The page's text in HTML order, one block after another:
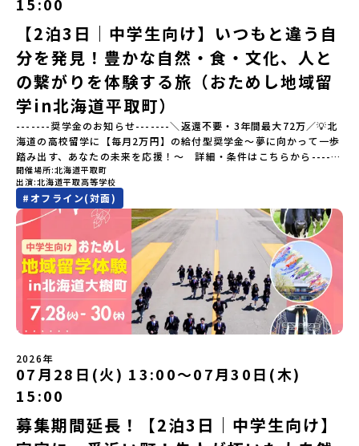
棚田（たなだ）」や「名水百選」や「水源の森百選」に選ばれた
「竜門峡（りゅうもんきょう）」など、思わず立ち止まりたくなる
ような自然も広がり、歴史・文化・自然が重なり合う、“本物”に出
会える場所です。そんな歴史・文化が豊かな佐賀県有田町で実際に
町を歩きながら学ぶフィールドワークをしたり、有田焼づくりに関
わる職人、町で暮らすプロデザイナー、地元の高校で学ぶ生徒など
と交流しながら「伝統的なものづくり」や「未来のデザイン」を一
緒に探求できます。ただ体験するだけじゃなくて、 “どうしてこの形
なんだろう？” “自分だったらどんなデザインにする？” そんなふう
に考える時間も、このプログラムの大切なポイントです。ここで出
会う人や体験が、自分の「好き」や「未来」につながるかもしれま
せん。この町でしかできない、ちょっと特別な体験を、ぜひ楽しん
でみませんか？体験のおすすめポイント体験プログラム内容（予
定）＜１日目＞（PM）「オリエンテーション・自己紹介ワーク」
「有田工業高校見学」 -陶芸技術をまなぶ！「セラミック科」のま
なび場を体験 -デザインセンスをまなぶ！「デザイン科」のまなび
場を体験「フィールドワーク」 -有田の歴史ある名所巡り -有田
の歴史的な町並みを体感する「有田焼絵付けアクティビティ」 -職
人さんからまなぶ！有田焼伝統の「絵付け」体験ワークショップ
（協力：clay studio）「みんなで楽しもう！BBQ」 -BBQづく
り -仲間や地元の高校生、町の大人たちと交流・対話＜２日目＞
（AM）「1日目の振り返り」「ワークショップ」 -ゲスト講師によ
（PM）「ランチ/お土産タイム」解散※天候の状況や参加人数によ
ってプログラムを変更する場合がございます。参加概要【開催場
所】佐賀県 有田町（ありたちょう）【実施日程】7月4日（土）〜7
月5日（日）※参加が確定した方には6月5日（金） 18:30～20:00に
「参加者向け事前オンライン研修」をご案内する予定です。必ず参
加をお願いします。【集合場所・時間】7月4日(土) 12：00 JR有田
【2泊3日｜中学生向け】いつもと違う自
分を発見！豊かな自然・食・文化、人と
の繋がりを体験する旅（おためし地域留
学in北海道平取町）
-------奨学金のお知らせ-------＼返還不要・3年間最大72万／💡北
海道の高校留学に【毎月2万円】の給付型奨学金～夢に向かって一歩
踏み出す、あなたの未来を応援！～ 詳細・条件はこちらから------
---------------------------＜体験費・宿泊費が無料＞累計3,000万
部以上販売された大人気マンガ「ゴールデンカムイ」の実写版映画
に登場する町！北海道の「アイヌ文化継承の地」で自然や食を体験
してみませんか？「地元以外の地域の暮らしが気になる。いつか留
学してみたい！」「アイヌ文化の歴史や、マンガに登場する世界を
自分の手で探求したい！」「自然が好きでもっと触れてあそびた
い！」そんな中学生のみなさんにおすすめ！「おためし地域留学体
験」は、日本全国約200の高校と連携し、地域の枠を超えて学校生活
を送る「地域みらい留学」をプチ体験できるプログラムです。はじ
めてのひとり旅でも安心！現地でもスタッフがしっかりとサポート
いたします。今回のフィールドは「北海道平取町（びらとりちょ
う）」北海道の南に位置する平取町（びらとりちょう）。壮大な自
然と「アイヌ文化」が継承されている町として広く知られていま
す。町名の「平取（びらとり）」は、アイヌ語「ピラ・ウトゥル」
（崖の間を意味）という言葉から名付けられました。見上げるほど
大きな山々が連なる「幌尻岳（ぽろしりだけ）」の景色は絶景！日
本一の広さを誇る「すずらん」が咲く花畑や、和牛がのんびりと過
ごす放牧地。日本一の清流に選ばれたこともある、ヤマメやニジマ
開催場所 北海道平取町
出演 北海道平取高等学校
#オフライン(対面)
2026年
07月28日(火) 13:00〜07月30日(木)
15:00
募集期間延長！【2泊3日｜中学生向け】